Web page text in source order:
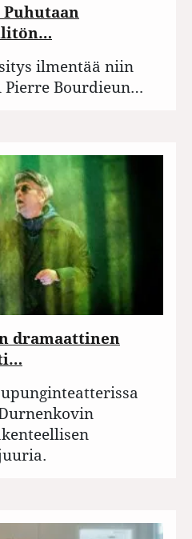
ilmentää niin
Pierre Bourdieun…
dramaattinen